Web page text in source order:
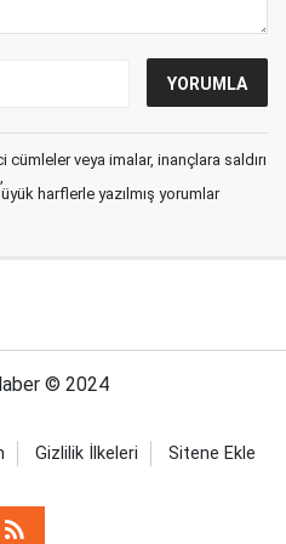
veya imalar, inançlara saldırı
harflerle yazılmış yorumlar
© 2024
Gizlilik İlkeleri Sitene Ekle